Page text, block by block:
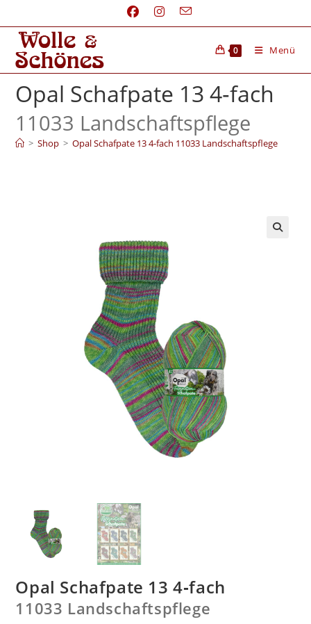
0 Menü
Opal Schafpate 13 4‑fach
11033 Landschaftspflege
> Shop > Opal Schafpate 13 4‑fach 11033 Landschaftspflege
Opal Schafpate 13 4‑fach
11033 Landschaftspflege